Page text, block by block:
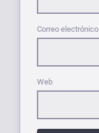
Correo electrónico
Web